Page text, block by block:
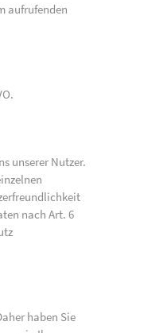
aufrufenden
unserer Nutzer.
nach Art. 6
haben Sie